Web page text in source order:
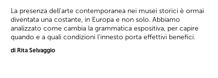
La presenza dell'arte contemporanea nei musei storici è ormai
diventata una costante, in Europa e non solo. Abbiamo
analizzato come cambia la grammatica espositiva, per capire
quando e a quali condizioni l'innesto porta effettivi benefici.
di Rita Selvaggio